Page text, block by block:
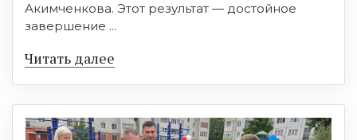
Акимченкова. Этот результат — достойное
завершение ...
Читать далее